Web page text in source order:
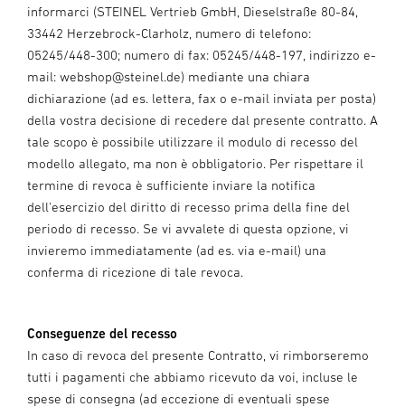
informarci (STEINEL Vertrieb GmbH, Dieselstraße 80-84,
33442 Herzebrock-Clarholz, numero di telefono:
05245/448-300; numero di fax: 05245/448-197, indirizzo e-
mail: webshop@steinel.de) mediante una chiara
dichiarazione (ad es. lettera, fax o e-mail inviata per posta)
della vostra decisione di recedere dal presente contratto. A
tale scopo è possibile utilizzare il modulo di recesso del
modello allegato, ma non è obbligatorio. Per rispettare il
termine di revoca è sufficiente inviare la notifica
dell'esercizio del diritto di recesso prima della fine del
periodo di recesso. Se vi avvalete di questa opzione, vi
invieremo immediatamente (ad es. via e-mail) una
conferma di ricezione di tale revoca.
Conseguenze del recesso
In caso di revoca del presente Contratto, vi rimborseremo
tutti i pagamenti che abbiamo ricevuto da voi, incluse le
spese di consegna (ad eccezione di eventuali spese